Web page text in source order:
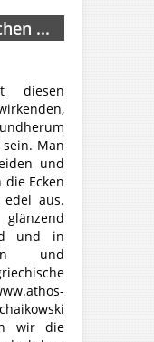
...
diesen
Man
und
Ecken
aus.
und in
und
wir die